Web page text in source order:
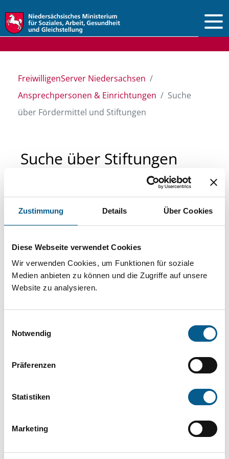
Zustimmung Details Über Cookies
Diese Webseite verwendet Cookies
Wir verwenden Cookies, um Funktionen für soziale
Medien anbieten zu können und die Zugriffe auf unsere
Website zu analysieren.
Notwendig
Präferenzen
Statistiken
Marketing
FreiwilligenServer Niedersachsen
Ansprechpersonen & Einrichtungen
Suche
über Fördermittel und Stiftungen
Suche über Stiftungen
Sie suchen finanzielle Unterstützung für ein
direkt über unsere Fördermitteldatenbank und
Stiftungsdatenbank recherchieren. Bei der
Suche bitte die Groß- und Kleinschreibung
Bitte Suchbegriff eingeben. Ergebnisse
Kategorien verfeinert werden.
Suchen
Aktive Filter: